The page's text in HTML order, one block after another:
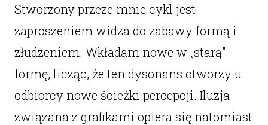
Stworzony przeze mnie cykl jest
zaproszeniem widza do zabawy formą i
złudzeniem. Wkładam nowe w „starą”
formę, licząc, że ten dysonans otworzy u
odbiorcy nowe ścieżki percepcji. Iluzja
związana z grafikami opiera się natomiast